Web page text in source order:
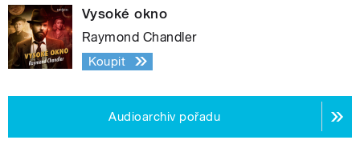
Vysoké okno
Raymond Chandler
Koupit
Audioarchiv pořadu